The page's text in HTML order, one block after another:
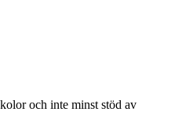
och inte minst stöd av